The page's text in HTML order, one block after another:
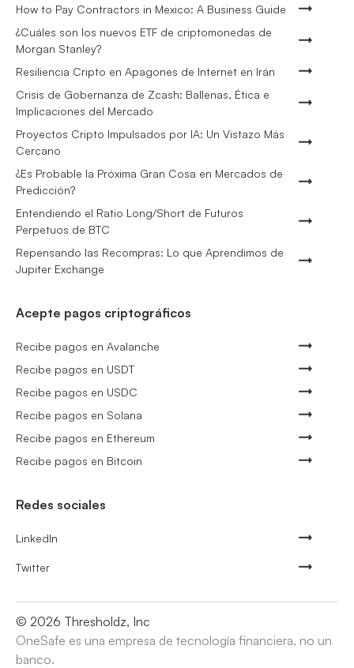
How to Pay Contractors in Mexico: A Business Guide
¿Cuáles son los nuevos ETF de criptomonedas de
Morgan Stanley?
Resiliencia Cripto en Apagones de Internet en Irán
Crisis de Gobernanza de Zcash: Ballenas, Ética e
Implicaciones del Mercado
Proyectos Cripto Impulsados por IA: Un Vistazo Más
Cercano
¿Es Probable la Próxima Gran Cosa en Mercados de
Predicción?
Entendiendo el Ratio Long/Short de Futuros
Perpetuos de BTC
Repensando las Recompras: Lo que Aprendimos de
Jupiter Exchange
Acepte pagos criptográficos
Recibe pagos en Avalanche
Recibe pagos en USDT
Recibe pagos en USDC
Recibe pagos en Solana
Recibe pagos en Ethereum
Recibe pagos en Bitcoin
Redes sociales
LinkedIn
Twitter
© 2026 Thresholdz, Inc
OneSafe es una empresa de tecnología financiera, no un
banco.